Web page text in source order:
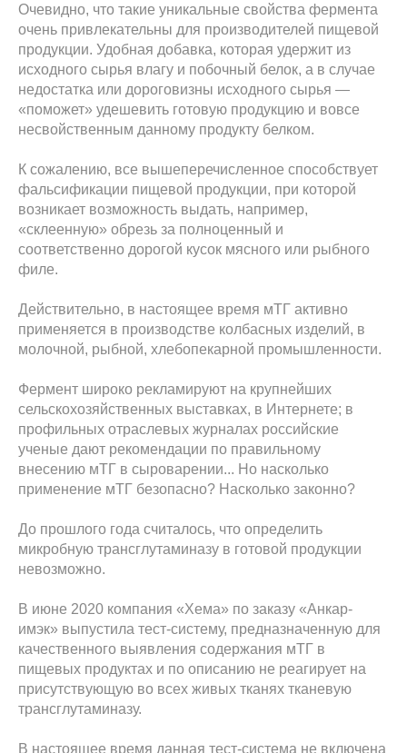
Очевидно, что такие уникальные свойства фермента
очень привлекательны для производителей пищевой
продукции. Удобная добавка, которая удержит из
исходного сырья влагу и побочный белок, а в случае
недостатка или дороговизны исходного сырья —
«поможет» удешевить готовую продукцию и вовсе
несвойственным данному продукту белком.
К сожалению, все вышеперечисленное способствует
фальсификации пищевой продукции, при которой
возникает возможность выдать, например,
«склеенную» обрезь за полноценный и
соответственно дорогой кусок мясного или рыбного
филе.
Действительно, в настоящее время мТГ активно
применяется в производстве колбасных изделий, в
молочной, рыбной, хлебопекарной промышленности.
Фермент широко рекламируют на крупнейших
сельскохозяйственных выставках, в Интернете; в
профильных отраслевых журналах российские
ученые дают рекомендации по правильному
внесению мТГ в сыроварении... Но насколько
применение мТГ безопасно? Насколько законно?
До прошлого года считалось, что определить
микробную трансглутаминазу в готовой продукции
невозможно.
В июне 2020 компания «Хема» по заказу «Анкар-
имэк» выпустила тест-систему, предназначенную для
качественного выявления содержания мТГ в
пищевых продуктах и по описанию не реагирует на
присутствующую во всех живых тканях тканевую
трансглутаминазу.
В настоящее время данная тест-система не включена